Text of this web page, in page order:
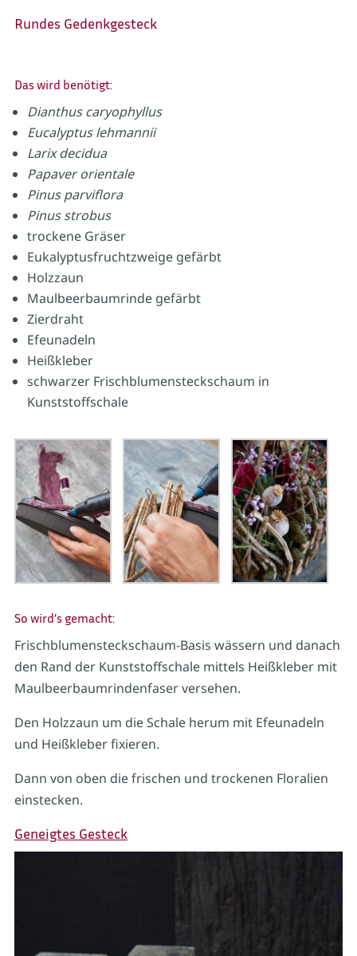
Rundes Gedenkgesteck
Das wird benötigt:
Dianthus caryophyllus
Eucalyptus lehmannii
Larix decidua
Papaver orientale
Pinus parviflora
Pinus strobus
trockene Gräser
Eukalyptusfruchtzweige gefärbt
Holzzaun
Maulbeerbaumrinde gefärbt
Zierdraht
Efeunadeln
Heißkleber
schwarzer Frischblumensteckschaum in
Kunststoffschale
So wird’s gemacht:
Frischblumensteckschaum-Basis wässern und danach
den Rand der Kunststoffschale mittels Heißkleber mit
Maulbeerbaumrindenfaser versehen.
Den Holzzaun um die Schale herum mit Efeunadeln
und Heißkleber fixieren.
Dann von oben die frischen und trockenen Floralien
einstecken.
Geneigtes Gesteck